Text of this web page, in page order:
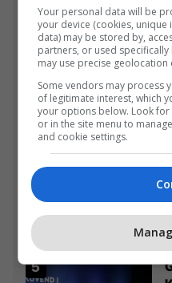
i
Your personal data will be
your device (cookies,
data) may be stored by,
partners, or used
may use precise geolocation
Some vendors may process
of legitimate interest, which
your options below. Look
or in the site menu to
and cookie settings.